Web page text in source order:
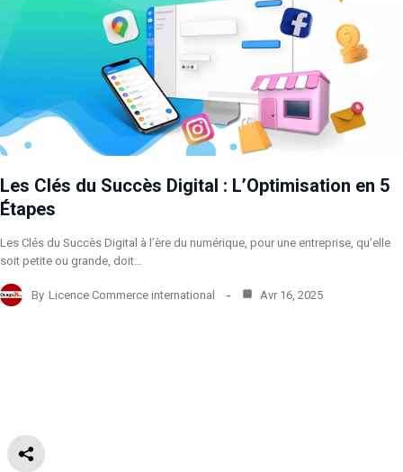
Les Clés du Succès Digital : L’Optimisation en 5
Étapes
Les Clés du Succès Digital à l’ère du numérique, pour une entreprise, qu’elle
soit petite ou grande, doit…
By Licence Commerce international Avr 16, 2025